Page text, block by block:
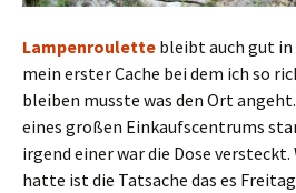
Lampenroulette bleibt auch gut in
mein erster Cache bei dem ich so
bleiben musste was den Ort
eines großen Einkaufscentrums
irgend einer war die Dose
hatte ist die Tatsache das es